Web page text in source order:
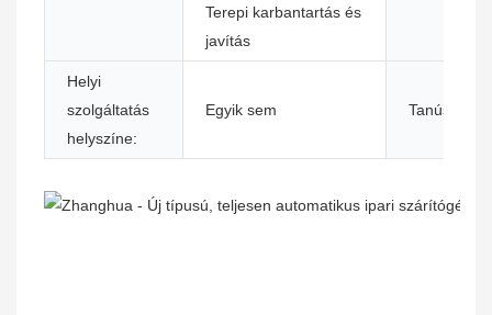
Terepi karbantartás és
javítás
Helyi
szolgáltatás
helyszíne:
Egyik sem